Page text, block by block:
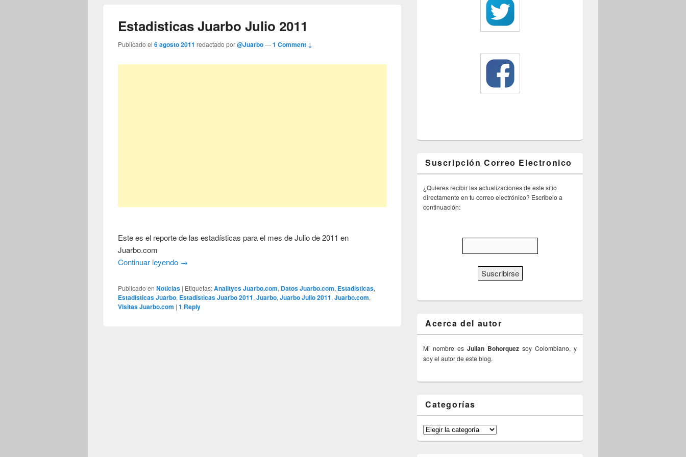
Estadisticas Juarbo Julio 2011
Publicado el6 agosto 2011 redactado por@Juarbo—1 Comment ↓
Este es el reporte de las estadísticas para el mes de Julio de 2011 en
Juarbo.com
Continuar leyendo →
Publicado en Noticias | Etiquetas:Analitycs Juarbo.com, Datos Juarbo.com, Estadísticas,
Estadisticas Juarbo, Estadisticas Juarbo 2011,Juarbo,Juarbo Julio 2011,Juarbo.com,
Visitas Juarbo.com |1 Reply
Suscripción Correo Electronico
¿Quieres recibir las actualizaciones de este sitio
directamente en tu correo electrónico? Escribelo a
continuación:
Acerca del autor
Mi nombre es Julian Bohorquez soy Colombiano, y
soy el autor de este blog.
Categorías
Categorías